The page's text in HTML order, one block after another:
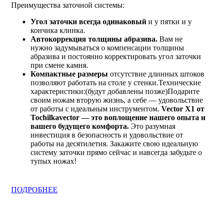
Преимущества заточной системы:
Угол заточки всегда одинаковый и у пятки и у
кончика клинка.
Автокоррекция толщины абразива. Вам не
нужно задумываться о компенсации толщины
абразива и постоянно корректировать угол заточки
при смене камня.
Компактные размеры отсутствие длинных штоков
позволяют работать на столе у стенки.Технические
характеристики:(будут добавлены позже)Подарите
своим ножам вторую жизнь, а себе — удовольствие
от работы с идеальным инструментом. Vector X1 от
Tochilkavector — это воплощение нашего опыта и
вашего будущего комфорта. Это разумная
инвестиция в безопасность и удовольствие от
работы на десятилетия. Закажите свою идеальную
систему заточки прямо сейчас и навсегда забудьте о
тупых ножах!
ПОДРОБНЕЕ